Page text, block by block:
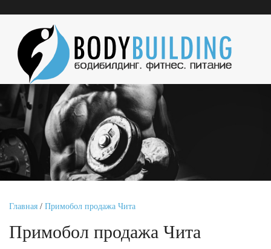
Главная / Примобол продажа Чита
Примобол продажа Чита